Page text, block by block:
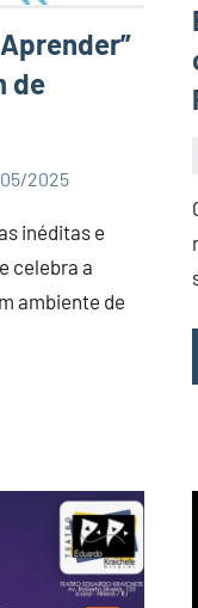
de
2025
inéditas e
celebra a
ambiente de